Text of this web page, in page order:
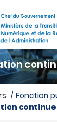
fonction
continue